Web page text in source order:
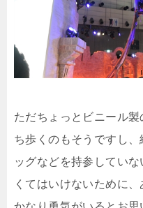
ただちょっとビニール
ち歩くのもそうですし
ッグなどを持参してい
くてはいけないために